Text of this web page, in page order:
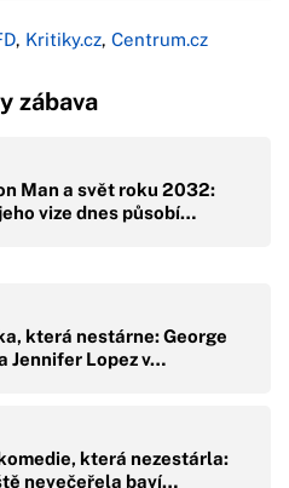
, Kritiky.cz, Centrum.cz
zábava
Man a svět roku 2032:
vize dnes působí…
která nestárne: George
Jennifer Lopez v…
která nezestárla:
nevečeřela baví…